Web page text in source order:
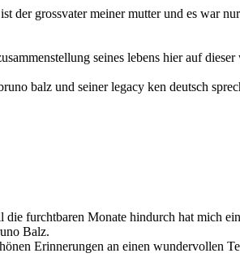
der grossvater meiner mutter und es war
seines lebens hier auf dieser
balz und seiner legacy ken deutsch
furchtbaren Monate hindurch hat mich
Balz.
Erinnerungen an einen wundervollen